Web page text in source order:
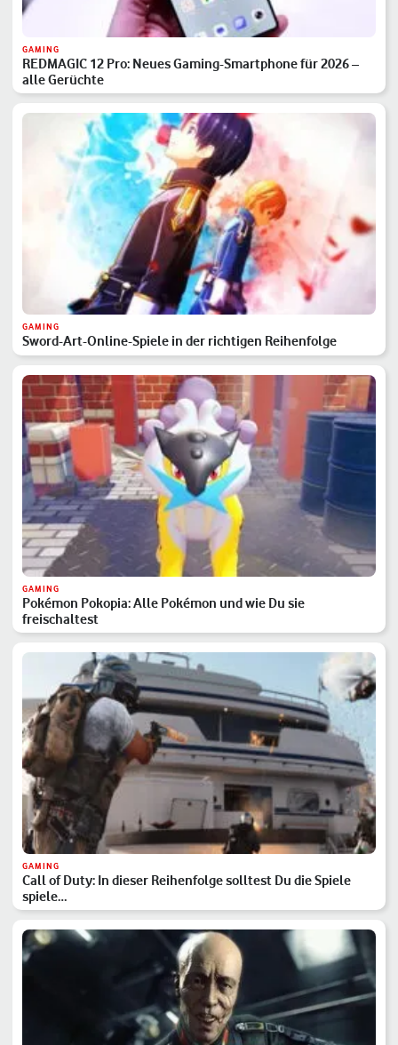
GAMING
REDMAGIC 12 Pro: Neues Gaming-Smartphone für 2026 –
alle Gerüchte
GAMING
Sword-Art-Online-Spiele in der richtigen Reihenfolge
GAMING
Pokémon Pokopia: Alle Pokémon und wie Du sie
freischaltest
GAMING
Call of Duty: In dieser Reihenfolge solltest Du die Spiele
spiele…